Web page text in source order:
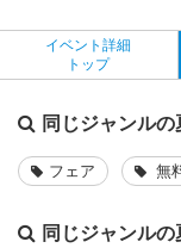
イベント詳細
トップ
同じジャンルの
フェア 無
同じジャンルの